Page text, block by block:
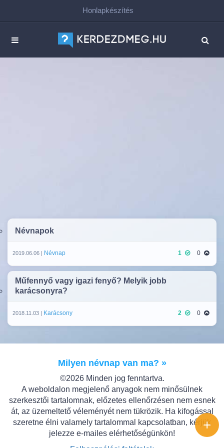
Honlapkészítés
Névnapok
2019.06.06 | Névnap 1 0
Műfennyő vagy igazi fenyő? Melyik jobb
karácsonyra?
2018.11.03 | Karácsony 2 0
Milyen névnap van ma? »
©2026 Minden jog fenntartva.
A weboldalon megjelenő anyagok nem minősülnek
szerkesztői tartalomnak, előzetes ellenőrzésen nem esnek
át, az üzemeltető véleményét nem tükrözik. Ha kifogással
szeretne élni valamely tartalommal kapcsolatban, kérjük
jelezze e-mailes elérhetőségünkön!
+